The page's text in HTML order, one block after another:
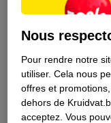
Nous
Pour rendre notre
utiliser. Cela nous
offres et
dehors de
acceptez. Vous